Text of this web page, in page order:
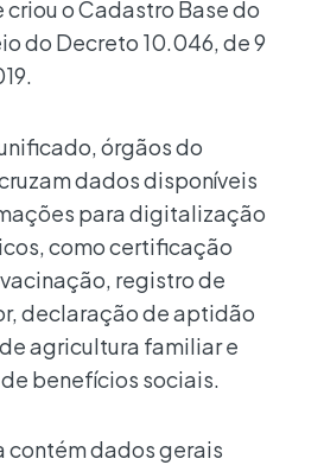
o Cadastro Base do
do Decreto 10.046, de 9
órgãos do
dados disponíveis
para digitalização
como certificação
registro de
declaração de aptidão
agricultura familiar e
benefícios sociais.
contém dados gerais